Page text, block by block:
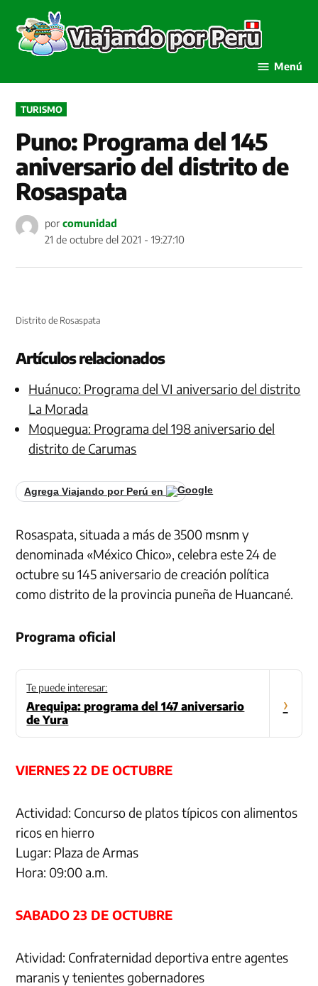
contenido
por
Menú
PUBLICADO
EN
TURISMO
Puno: Programa del 145
aniversario del distrito de
Rosaspata
por comunidad
21 de octubre del 2021 - 19:27:10
Distrito de Rosaspata
Artículos relacionados
Huánuco: Programa del VI aniversario del distrito
La Morada
Moquegua: Programa del 198 aniversario del
distrito de Carumas
Agrega Viajando por Perú en
Rosaspata, situada a más de 3500 msnm y
denominada «México Chico», celebra este 24 de
octubre su 145 aniversario de creación política
como distrito de la provincia puneña de Huancané.
Programa oficial
Te puede interesar:
Arequipa: programa del 147 aniversario
de Yura
›
VIERNES 22 DE OCTUBRE
Actividad: Concurso de platos típicos con alimentos
ricos en hierro
Lugar: Plaza de Armas
Hora: 09:00 a.m.
SABADO 23 DE OCTUBRE
Atividad: Confraternidad deportiva entre agentes
maranis y tenientes gobernadores